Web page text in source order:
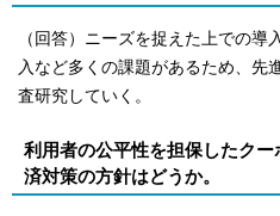
（回答）ニーズを捉えた上での導
入など多くの課題があるため、先
査研究していく。
利用者の公平性を担保したク
済対策の方針はどうか。